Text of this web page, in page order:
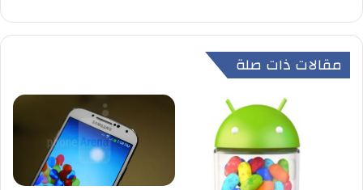
مقالات ذات صلة